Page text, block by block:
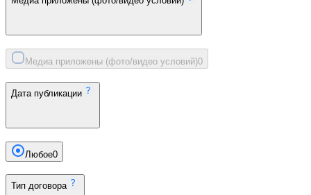
Медиа приложены (фото/видео условий)0
Дата публикации
Любое0
Тип договора